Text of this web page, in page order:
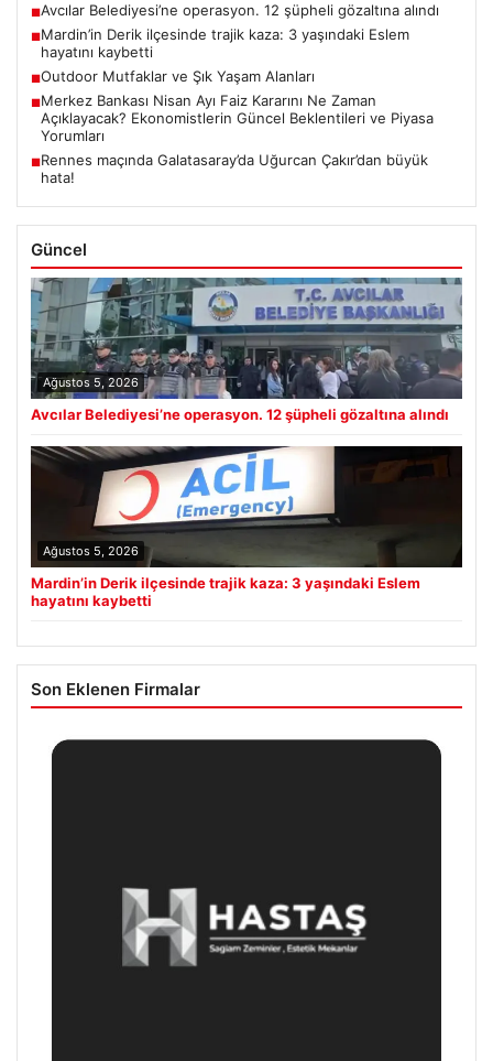
■Avcılar Belediyesi’ne operasyon. 12 şüpheli gözaltına alındı
■Mardin’in Derik ilçesinde trajik kaza: 3 yaşındaki Eslem
hayatını kaybetti
■Outdoor Mutfaklar ve Şık Yaşam Alanları
■Merkez Bankası Nisan Ayı Faiz Kararını Ne Zaman
Açıklayacak? Ekonomistlerin Güncel Beklentileri ve Piyasa
Yorumları
■Rennes maçında Galatasaray’da Uğurcan Çakır’dan büyük
hata!
Güncel
Ağustos 5, 2026
Avcılar Belediyesi’ne operasyon. 12 şüpheli gözaltına alındı
Ağustos 5, 2026
Mardin’in Derik ilçesinde trajik kaza: 3 yaşındaki Eslem
hayatını kaybetti
Son Eklenen Firmalar